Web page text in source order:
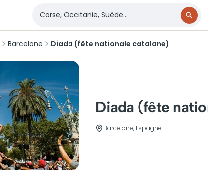
Barcelone Diada (fête nationale catalane)
Diada (fête
Barcelone, Espagne